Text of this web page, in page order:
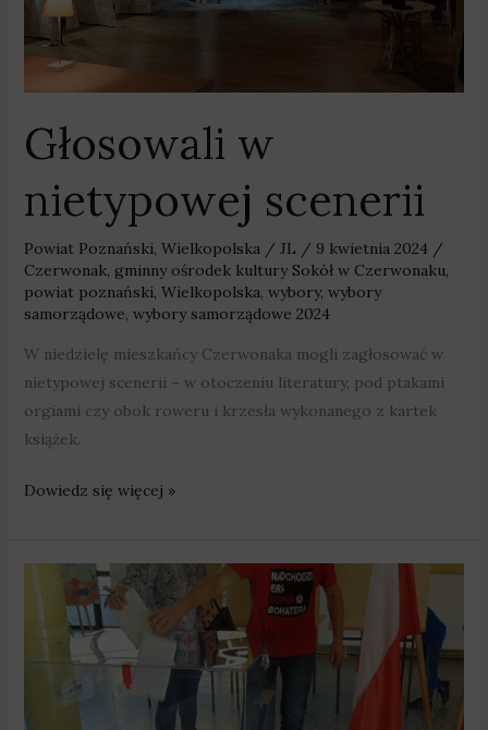
Głosowali w
nietypowej scenerii
Powiat Poznański, Wielkopolska/ JL / 9 kwietnia 2024 /
Czerwonak, gminny ośrodek kultury Sokół w Czerwonaku,
powiat poznański, Wielkopolska, wybory, wybory
samorządowe, wybory samorządowe 2024
W niedzielę mieszkańcy Czerwonaka mogli zagłosować w
nietypowej scenerii – w otoczeniu literatury, pod ptakami
orgiami czy obok roweru i krzesła wykonanego z kartek
książek.
Dowiedz się więcej »
Wyniki
wyborów
samorządowych
powiatu